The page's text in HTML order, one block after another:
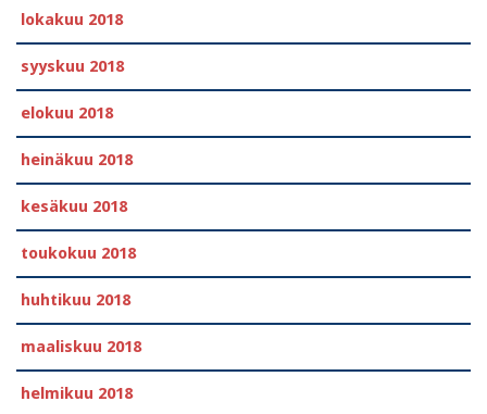
lokakuu 2018
syyskuu 2018
elokuu 2018
heinäkuu 2018
kesäkuu 2018
toukokuu 2018
huhtikuu 2018
maaliskuu 2018
helmikuu 2018